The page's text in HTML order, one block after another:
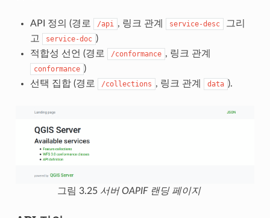
API 정의 (경로 /api , 링크 관계 service-desc
그리
고
service-doc )
적합성 선언 (경로
/conformance , 링크 관계
conformance )
선택 집합 (경로
/collections , 링크 관계 data ).
그림 3.25 서버 OAPIF 랜딩 페이지